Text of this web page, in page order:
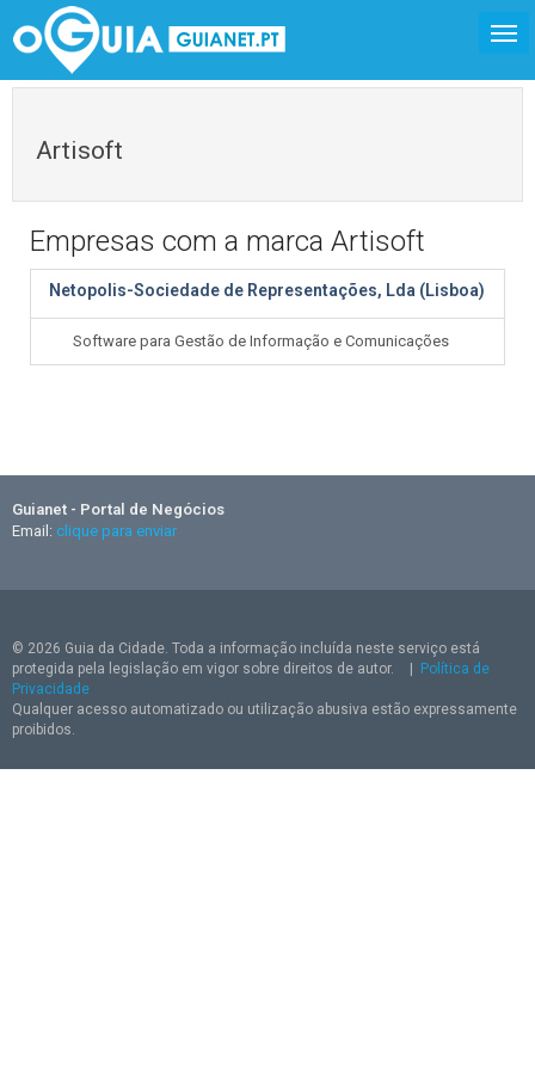
Artisoft
Empresas com a marca Artisoft
Netopolis-Sociedade de Representações, Lda (Lisboa)
Software para Gestão de Informação e Comunicações
Guianet - Portal de Negócios
Email: clique para enviar
© 2026 Guia da Cidade. Toda a informação incluída neste serviço está
protegida pela legislação em vigor sobre direitos de autor.
Política de
Privacidade
Qualquer acesso automatizado ou utilização abusiva estão expressamente
proibidos.